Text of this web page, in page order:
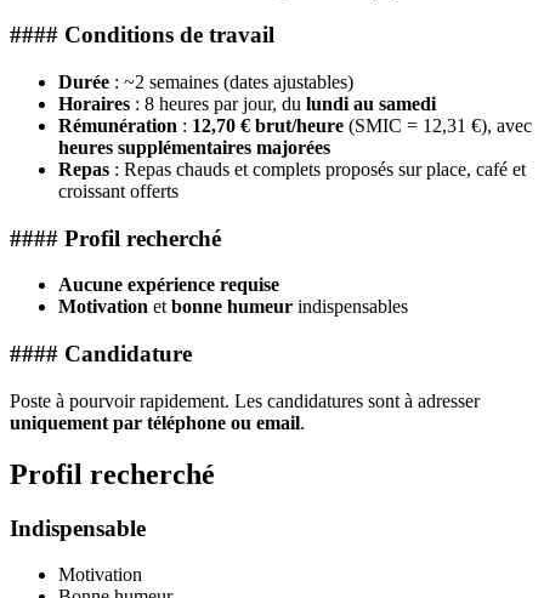
#### Conditions de travail
Durée : ~2 semaines (dates ajustables)
Horaires : 8 heures par jour, du lundi au samedi
Rémunération : 12,70 € brut/heure (SMIC = 12,31 €), avec
heures supplémentaires majorées
Repas : Repas chauds et complets proposés sur place, café et
croissant offerts
#### Profil recherché
Aucune expérience requise
Motivation et bonne humeur indispensables
#### Candidature
Poste à pourvoir rapidement. Les candidatures sont à adresser
uniquement par téléphone ou email.
Profil recherché
Indispensable
Motivation